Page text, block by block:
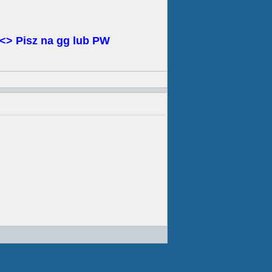
Pisz na gg lub PW